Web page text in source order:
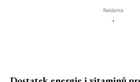
Reklama
'